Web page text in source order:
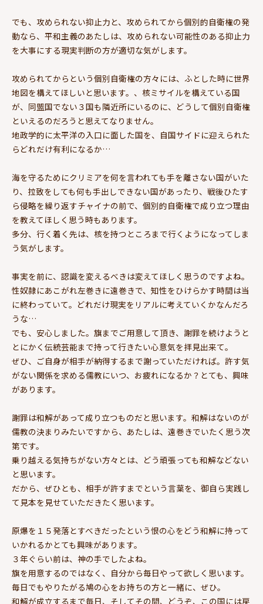
でも、攻められない抑止力と、攻められてから個別的自衛権の発
動なら、平和主義のあたしは、攻められない可能性のある抑止力
を大事にする現実判断の方が適切な気がします。
攻められてからという個別自衛権の方々には、ふとした時に世界
地図を構えてほしいと思います。、核ミサイルを構えている国
が、同盟国でない３国も隣近所にいるのに、どうして個別自衛権
といえるのだろうと思えてなりません。
地政学的に太平洋の入口に面した国を、自国サイドに迎えられた
らどれだけ有利になるか…
海を守るためにクリミアを何を言われても手を離さない国がいた
り、拉致をしても何も手出しできない国があったり、戦後ひたす
ら侵略を繰り返すチャイナの前で、個別的自衛権で成り立つ理由
を教えてほしく思う時もあります。
多分、行く着く先は、核を持つところまで行くようになってしま
う気がします。
事実を前に、認識を変えるべきは変えてほしく思うのですよね。
性奴隷にあこがれ左巻きに遠巻きで、知性をひけらかす時間は当
に終わっていて。どれだけ現実をリアルに考えていくかなんだろ
うな…
でも、安心しました。旗までご用意して頂き、謝罪を続けようと
とにかく伝統芸能まで持って行きたい心意気を拝見出来て。
ぜひ、ご自身が相手が納得するまで謝っていただければ。許す気
がない関係を求める儒教にいつ、お疲れになるか？とても、興味
があります。
謝罪は和解があって成り立つものだと思います。和解はないのが
儒教の決まりみたいですから、あたしは、遠巻きでいたく思う次
第です。
乗り越える気持ちがない方々とは、どう頑張っても和解などない
と思います。
だから、ぜひとも、相手が許すまでという言葉を、御自ら実践し
て見本を見せていただきたく思います。
原爆を１５発落とすべきだったという恨の心をどう和解に持って
いかれるかとても興味があります。
３年ぐらい前は、神の手でしたよね。
旗を用意するのではなく、自分から毎日やって欲しく思います。
毎日でもやりたがる鳩の心をお持ちの方と一緒に、ぜひ。
和解が成立するまで毎日、そしてその間、どうぞ、この国には戻